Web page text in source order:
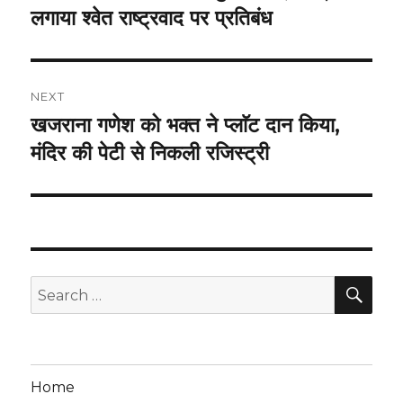
post:
लगाया श्वेत राष्ट्रवाद पर प्रतिबंध
NEXT
Next
post:
खजराना गणेश को भक्त ने प्लाॅट दान किया,
मंदिर की पेटी से निकली रजिस्ट्री
Search
for:
Home